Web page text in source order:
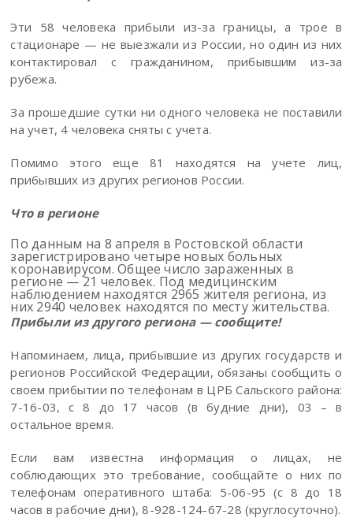
Эти 58 человека прибыли из-за границы, а трое в
стационаре — не выезжали из России, но один из них
контактировал с гражданином, прибывшим из-за
рубежа.
За прошедшие сутки ни одного человека не поставили
на учет, 4 человека сняты с учета.
Помимо этого еще 81 находятся на учете лиц,
прибывших из других регионов России.
Что в регионе
По данным на 8 апреля в Ростовской области
зарегистрировано четыре новых больных
коронавирусом. Общее число зараженных в
регионе — 21 человек. Под медицинским
наблюдением находятся 2965 жителя региона, из
них 2940 человек находятся по месту жительства.
Прибыли из другого региона — сообщите!
Напоминаем, лица, прибывшие из других государств и
регионов Российской Федерации, обязаны сообщить о
своем прибытии по телефонам в ЦРБ Сальского района:
7-16-03, с 8 до 17 часов (в будние дни), 03 – в
остальное время.
Если вам известна информация о лицах, не
соблюдающих это требование, сообщайте о них по
телефонам оперативного штаба: 5-06-95 (с 8 до 18
часов в рабочие дни), 8-928-124-67-28 (круглосуточно).